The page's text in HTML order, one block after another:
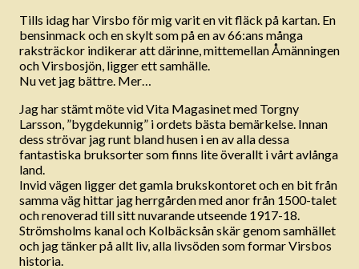
Tills idag har Virsbo för mig varit en vit fläck på kartan. En
bensinmack och en skylt som på en av 66:ans många
raksträckor indikerar att därinne, mittemellan Åmänningen
och Virsbosjön, ligger ett samhälle.
Nu vet jag bättre. Mer…
Jag har stämt möte vid Vita Magasinet med Torgny
Larsson, ”bygdekunnig” i ordets bästa bemärkelse. Innan
dess strövar jag runt bland husen i en av alla dessa
fantastiska bruksorter som finns lite överallt i vårt avlånga
land.
Invid vägen ligger det gamla brukskontoret och en bit från
samma väg hittar jag herrgården med anor från 1500-talet
och renoverad till sitt nuvarande utseende 1917-18.
Strömsholms kanal och Kolbäcksån skär genom samhället
och jag tänker på allt liv, alla livsöden som formar Virsbos
historia.